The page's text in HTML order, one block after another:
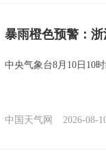
暴雨橙色预警：
中央气象台8月10日10
中国天气网 2026-08-